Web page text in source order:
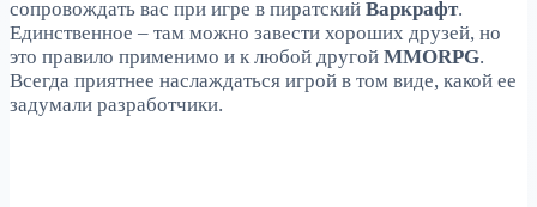
сопровождать вас при игре в пиратский Варкрафт.
Единственное – там можно завести хороших друзей, но
это правило применимо и к любой другой MMORPG.
Всегда приятнее наслаждаться игрой в том виде, какой ее
задумали разработчики.